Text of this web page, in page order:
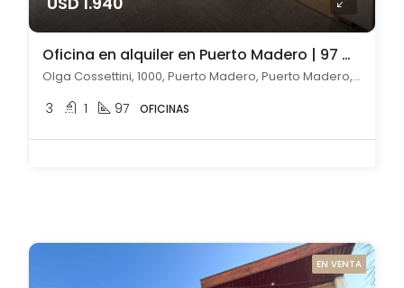
Oficina en alquiler en Puerto Madero | 97 m2
Olga Cossettini, 1000, Puerto Madero, Puerto Madero, Capital Federal
3 1 97 OFICINAS
EN VENTA